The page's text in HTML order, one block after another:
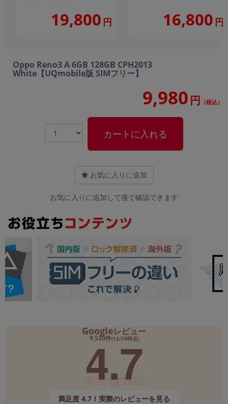
19,800 円 16,800 円
Oppo Reno3 A 6GB 128GB CPH2013
White【UQmobile版 SIMフリー】
9,980 円 （税込）
カートに入れる
お気に入りに追加
お気に入りに追加して後で確認できます
Googleレビュー
9,520件(12/24時点)
4.7
満足度 4.7！実際のレビューを見る